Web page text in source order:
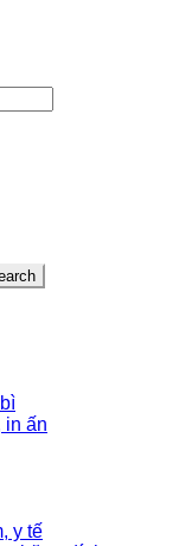
in ấn
y tế